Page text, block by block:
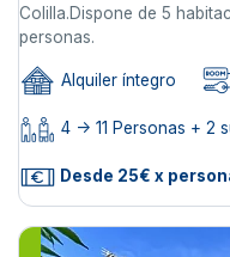
Colilla.Dispone de 5
personas.
Alquiler íntegro
4 -> 11 Personas + 2
Desde 25€ x